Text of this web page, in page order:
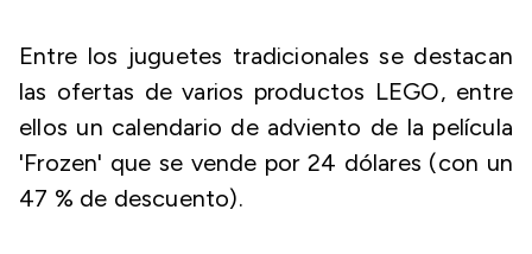
Entre los juguetes tradicionales se destacan
las ofertas de varios productos LEGO, entre
ellos un calendario de adviento de la película
'Frozen' que se vende por 24 dólares (con un
47 % de descuento).